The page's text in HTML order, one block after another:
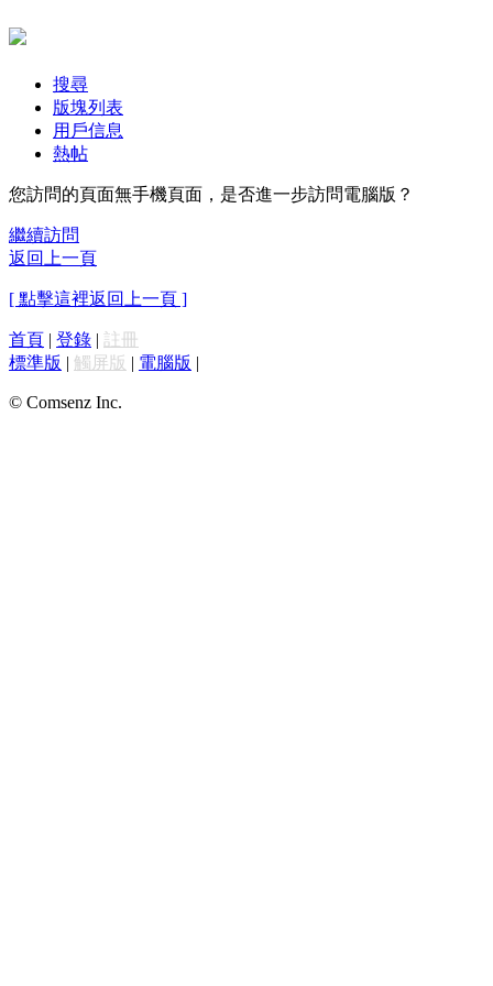
搜尋
版塊列表
用戶信息
熱帖
您訪問的頁面無手機頁面，是否進一步訪問電腦版？
繼續訪問
返回上一頁
[ 點擊這裡返回上一頁 ]
首頁 | 登錄 | 註冊
標準版 | 觸屏版 | 電腦版 |
© Comsenz Inc.